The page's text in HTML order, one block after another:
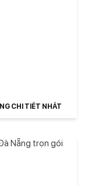
CHI TIẾT NHẤT